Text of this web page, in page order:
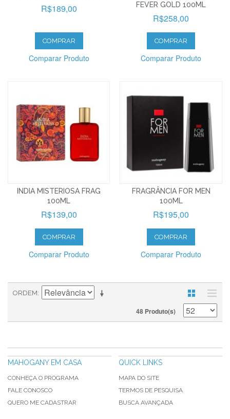
R$189,00
COMPRAR
Comparar Produto
FEVER GOLD 100ML
R$258,00
COMPRAR
Comparar Produto
INDIA MISTERIOSA FRAG
100ML
R$139,00
COMPRAR
Comparar Produto
FRAGRÂNCIA FOR MEN
100ML
R$195,00
COMPRAR
Comparar Produto
ORDEM
48 Produto(s)
MAHOGANY EM CASA
CONHEÇA O PROGRAMA
FALE CONOSCO
QUERO ME CADASTRAR
QUICK LINKS
MAPA DO SITE
TERMOS DE PESQUISA
BUSCA AVANÇADA